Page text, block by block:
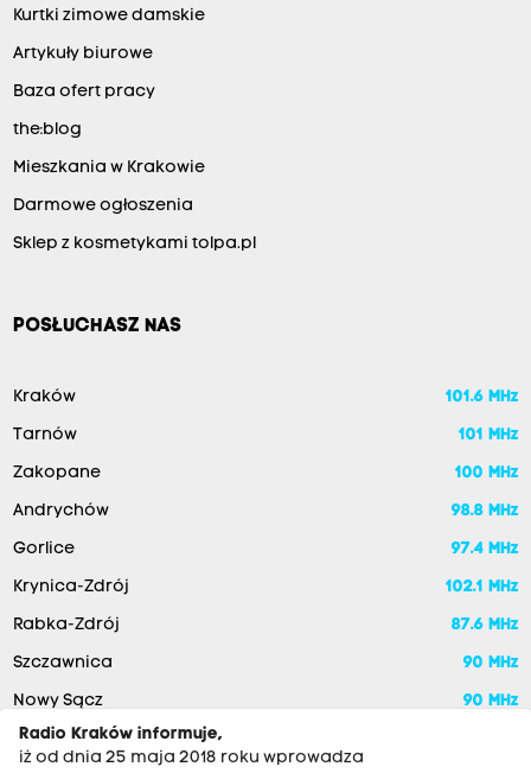
Kurtki zimowe damskie
Artykuły biurowe
Baza ofert pracy
the:blog
Mieszkania w Krakowie
Darmowe ogłoszenia
Sklep z kosmetykami tolpa.pl
POSŁUCHASZ NAS
Kraków 101.6 MHz
Tarnów 101 MHz
Zakopane 100 MHz
Andrychów 98.8 MHz
Gorlice 97.4 MHz
Krynica-Zdrój 102.1 MHz
Rabka-Zdrój 87.6 MHz
Szczawnica 90 MHz
Nowy Sącz
90 MHz
Radio Kraków informuje,
iż od dnia 25 maja 2018 roku wprowadza